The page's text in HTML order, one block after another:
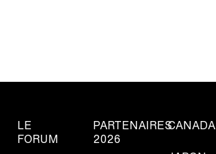
LE
FORUM
PARTENAIRES
2026
CANADA